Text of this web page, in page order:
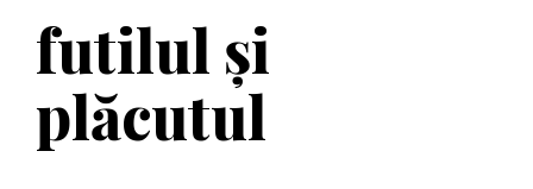
futilul și
plăcutul